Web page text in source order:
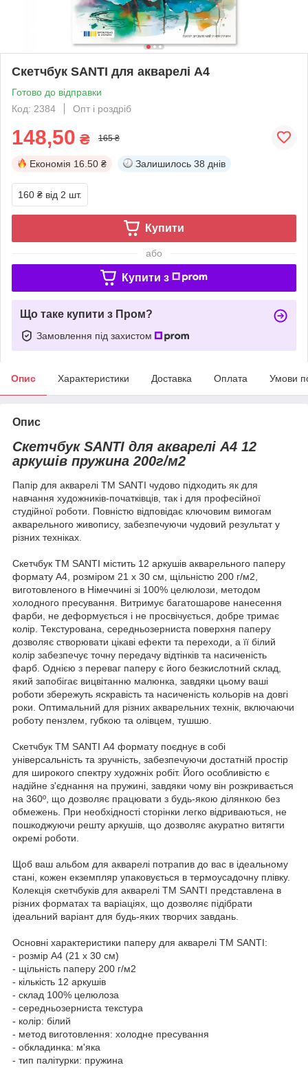
Скетчбук SANTI для акварелі А4
Готово до відправки
Код: 2384
Опт і роздріб
148,50 ₴ 165 ₴
Економія 16.50 ₴ Залишилось 38 днів
160 ₴ від 2 шт.
Купити
або
Купити з
Що таке купити з Пром?
Замовлення під захистом
Опис Характеристики Доставка Оплата Умови
Опис
Скетчбук SANTI для акварелі А4 12
аркушів пружина 200г/м2
Папір для акварелі ТМ SANTI чудово підходить як для
навчання художників-початківців, так і для професійної
студійної роботи. Повністю відповідає ключовим вимогам
акварельного живопису, забезпечуючи чудовий результат у
різних техніках.
Скетчбук ТМ SANTI містить 12 аркушів акварельного паперу
формату А4, розміром 21 х 30 см, щільністю 200 г/м2,
виготовленого в Німеччині зі 100% целюлози, методом
холодного пресування. Витримує багатошарове нанесення
фарби, не деформується і не просвічується, добре тримає
колір. Текстурована, середньозерниста поверхня паперу
дозволяє створювати цікаві ефекти та переходи, а її білий
колір забезпечує точну передачу відтінків та насиченість
фарб. Однією з переваг паперу є його безкислотний склад,
який запобігає вицвітанню малюнка, завдяки цьому ваші
роботи збережуть яскравість та насиченість кольорів на довгі
роки. Оптимальний для різних акварельних технік, включаючи
роботу пензлем, губкою та олівцем, тушшю.
Скетчбук ТМ SANTI А4 формату поєднує в собі
універсальність та зручність, забезпечуючи достатній простір
для широкого спектру художніх робіт. Його особливістю є
надійне з'єднання на пружині, завдяки чому він розкривається
на 360º, що дозволяє працювати з будь-якою ділянкою без
обмежень. При необхідності сторінки легко відриваються, не
пошкоджуючи решту аркушів, що дозволяє акуратно витягти
окремі роботи.
Щоб ваш альбом для акварелі потрапив до вас в ідеальному
стані, кожен екземпляр упаковується в термоусадочну плівку.
Колекція скетчбуків для акварелі ТМ SANTI представлена в
різних форматах та варіаціях, що дозволяє підібрати
ідеальний варіант для будь-яких творчих завдань.
Основні характеристики паперу для акварелі ТМ SANTI:
- розмір А4 (21 х 30 см)
- щільність паперу 200 г/м2
- кількість 12 аркушів
- склад 100% целюлоза
- середньозерниста текстура
- колір: білий
- метод виготовлення: холодне пресування
- обкладинка: м'яка
- тип палітурки: пружина